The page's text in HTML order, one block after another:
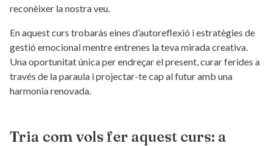
reconèixer la nostra veu.
En aquest curs trobaràs eines d’autoreflexió i estratègies de
gestió emocional mentre entrenes la teva mirada creativa.
Una oportunitat única per endreçar el present, curar ferides a
través de la paraula i projectar-te cap al futur amb una
harmonia renovada.
Tria com vols fer aquest curs: a